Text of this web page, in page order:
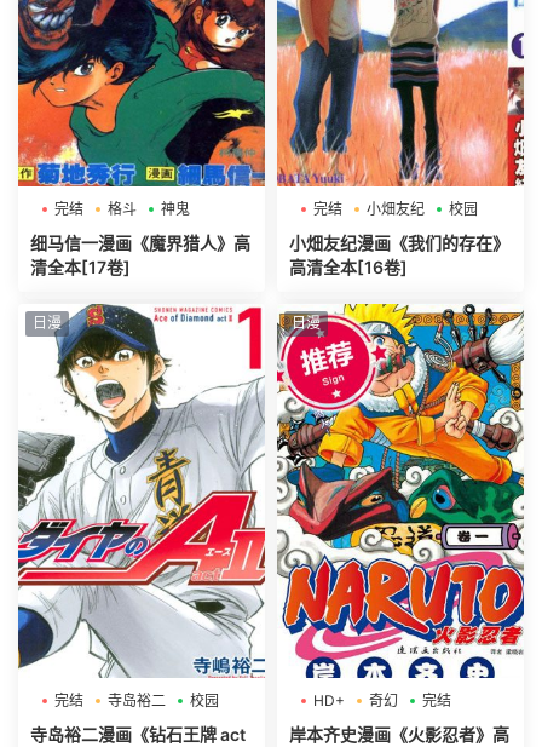
完结 格斗 神鬼
细马信一漫画《魔界猎人》高
清全本[17卷]
完结 小畑友纪 校园
小畑友纪漫画《我们的存在》
高清全本[16卷]
日漫
完结 寺岛裕二 校园
寺岛裕二漫画《钻石王牌 act
日漫
HD+ 奇幻 完结
岸本齐史漫画《火影忍者》高